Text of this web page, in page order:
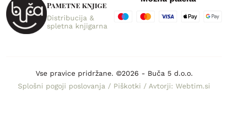
Pametne knjige
Distribucija &
spletna knjigarna
Vse pravice pridržane. ©2026 - Buča 5 d.o.o.
Splošni pogoji poslovanja / Piškotki / Avtorji: Webtim.si